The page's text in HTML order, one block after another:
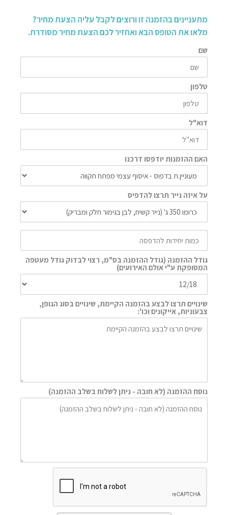
מתעניינים בהזמנה זו ורוצים לקבל עליה הצעת מחיר?
מלאו את הטופס הבא ואחזיר לכם הצעת מחיר מסודרת.
שם
טלפון
דוא"ל
האם ההזמנות יודפסו דרכנו
על איזה נייר תרצו להדפיס
גודל ההזמנה (גודל ההזמנה בס"מ, רצוי לבדוק גודל מעטפה
המסופקת ע"י אולם האירועים)
שינויים תרצו לבצע בהזמנה הקיימת, שינויים בסוג הגופן,
צבעוניות, אייקונים וכו':
נוסח ההזמנה (לא חובה - ניתן לשלוח בשלב ההזמנה)